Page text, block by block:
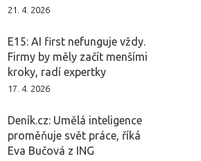
21. 4. 2026
E15: AI first nefunguje vždy.
Firmy by měly začít menšími
kroky, radí expertky
17. 4. 2026
Deník.cz: Umělá inteligence
proměňuje svět práce, říká
Eva Bučová z ING